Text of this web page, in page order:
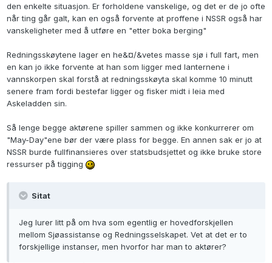
den enkelte situasjon. Er forholdene vanskelige, og det er de jo ofte
når ting går galt, kan en også forvente at proffene i NSSR også har
vanskeligheter med å utføre en "etter boka berging"
Redningsskøytene lager en he&¤/&vetes masse sjø i full fart, men
en kan jo ikke forvente at han som ligger med lanternene i
vannskorpen skal forstå at redningsskøyta skal komme 10 minutt
senere fram fordi bestefar ligger og fisker midt i leia med
Askeladden sin.
Så lenge begge aktørene spiller sammen og ikke konkurrerer om
"May-Day"ene bør der være plass for begge. En annen sak er jo at
NSSR burde fullfinansieres over statsbudsjettet og ikke bruke store
ressurser på tigging
Sitat
Jeg lurer litt på om hva som egentlig er hovedforskjellen
mellom Sjøassistanse og Redningsselskapet. Vet at det er to
forskjellige instanser, men hvorfor har man to aktører?